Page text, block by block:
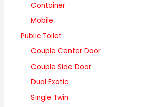
Container
Mobile
Public Toilet
Couple Center Door
Couple Side Door
Dual Exotic
Single Twin